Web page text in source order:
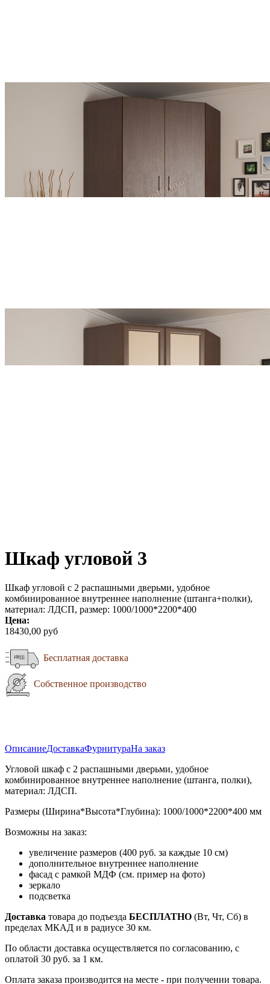
Шкаф угловой 3
Шкаф угловой с 2 распашными дверьми, удобное
комбинированное внутреннее наполнение (штанга+полки),
материал: ЛДСП, размер: 1000/1000*2200*400
Цена:
18430,00 руб
Бесплатная доставка
Собственное производство
ОписаниеДоставкаФурнитураНа заказ
Угловой шкаф с 2 распашными дверьми, удобное
комбинированное внутреннее наполнение (штанга, полки),
материал: ЛДСП.
Размеры (Ширина*Высота*Глубина): 1000/1000*2200*400 мм
Возможны на заказ:
увеличение размеров (400 руб. за каждые 10 см)
дополнительное внутреннее наполнение
фасад с рамкой МДФ (см. пример на фото)
зеркало
подсветка
Доставка товара до подъезда БЕСПЛАТНО (Вт, Чт, Сб) в
пределах МКАД и в радиусе 30 км.
По области доставка осуществляется по согласованию, с
оплатой 30 руб. за 1 км.
Оплата заказа производится на месте - при получении товара.